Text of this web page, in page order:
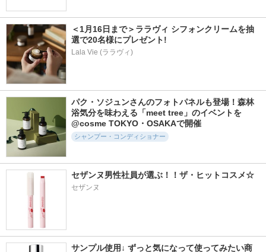
＜1月16日まで＞ララヴィ シフォンクリームを抽
選で20名様にプレゼント!
Lala Vie (ララヴィ)
パク・ソジュンさんのフォトパネルも登場！森林
浴気分を味わえる「meet tree」のイベントを
@cosme TOKYO・OSAKAで開催
シャンプー・コンディショナー
セザンヌ男性社員が選ぶ！！ザ・ヒットコスメ☆
セザンヌ
サンプル使用↓ ずっと気になって使ってみたい商